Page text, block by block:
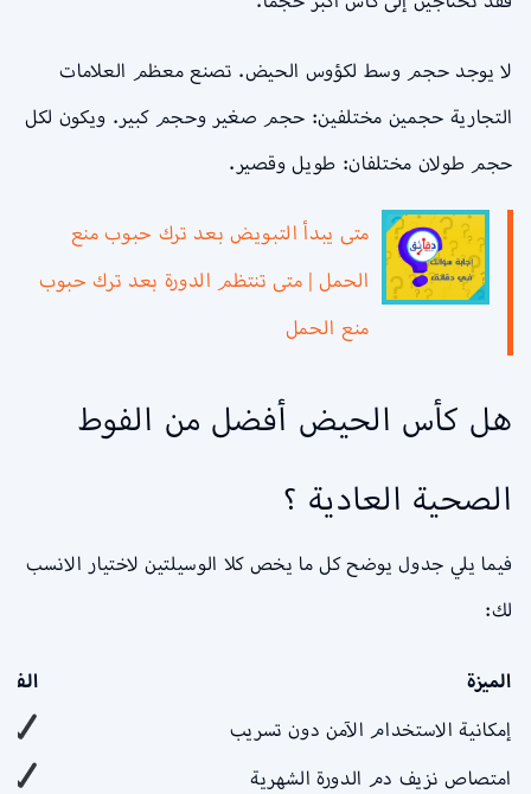
لا يوجد حجم وسط لكؤوس الحيض. تصنع معظم العلامات
التجارية حجمين مختلفين: حجم صغير وحجم كبير. ويكون لكل
حجم طولان مختلفان: طويل وقصير.
متى يبدأ التبويض بعد ترك حبوب منع
الحمل | متى تنتظم الدورة بعد ترك حبوب
منع الحمل
هل كأس الحيض أفضل من الفوط
الصحية العادية ؟
فيما يلي جدول يوضح كل ما يخص كلا الوسيلتين لاختيار الانسب
لك:
الميزة
إمكانية الاستخدام الآمن دون تسريب
امتصاص نزيف دم الدورة الشهرية